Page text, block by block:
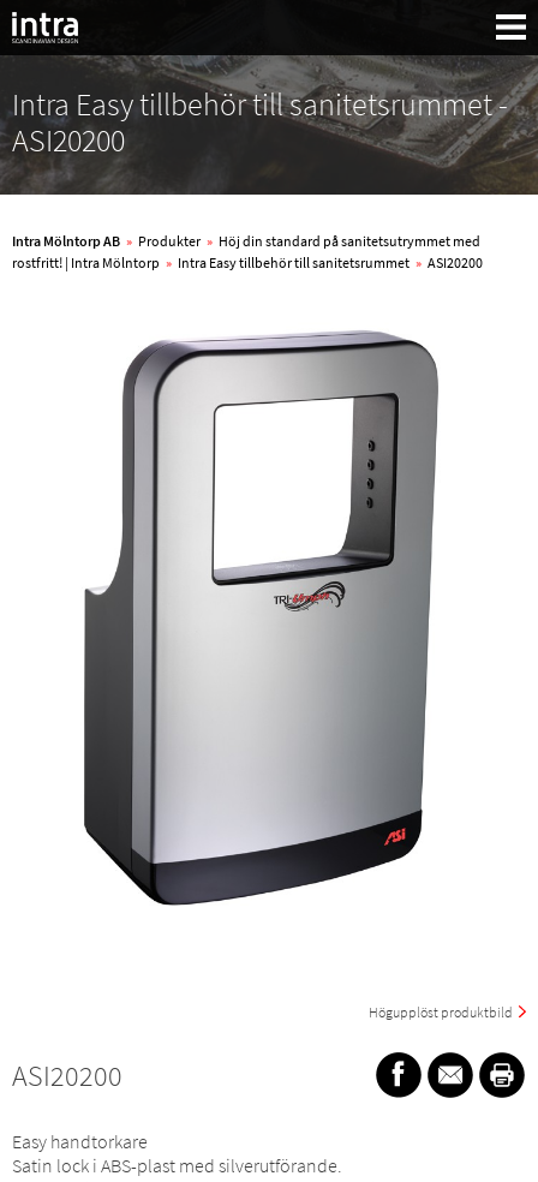
Intra Easy tillbehör till sanitetsrummet -
ASI20200
Intra Mölntorp AB » Produkter » Höj din standard på sanitetsutrymmet med
rostfritt! | Intra Mölntorp » Intra Easy tillbehör till sanitetsrummet » ASI20200
Högupplöst produktbild
ASI20200
Easy handtorkare
Satin lock i ABS-plast med silverutförande.